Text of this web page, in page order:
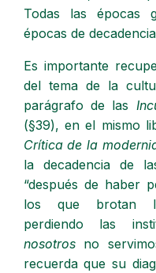
Todas las épocas
épocas de
Es importante
del tema de la
parágrafo de las
(§39), en el mismo
Crítica de la
la decadencia de
“después de haber
los que brotan
perdiendo las
nosotros no
recuerda que su